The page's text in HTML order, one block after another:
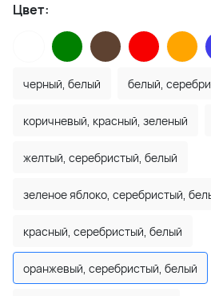
Цвет:
черный, белый белый,
коричневый, красный, зеленый
желтый, серебристый, белый
зеленое яблоко, серебристый,
красный, серебристый, белый
оранжевый, серебристый, белый